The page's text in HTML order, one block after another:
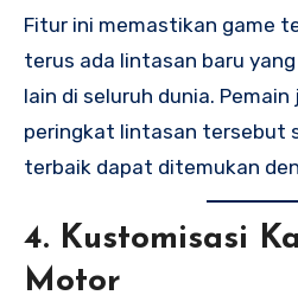
Fitur ini memastikan game
terus ada lintasan baru
lain di seluruh dunia.
peringkat lintasan tersebut
terbaik dapat ditemukan
4. Kustomisasi
Motor